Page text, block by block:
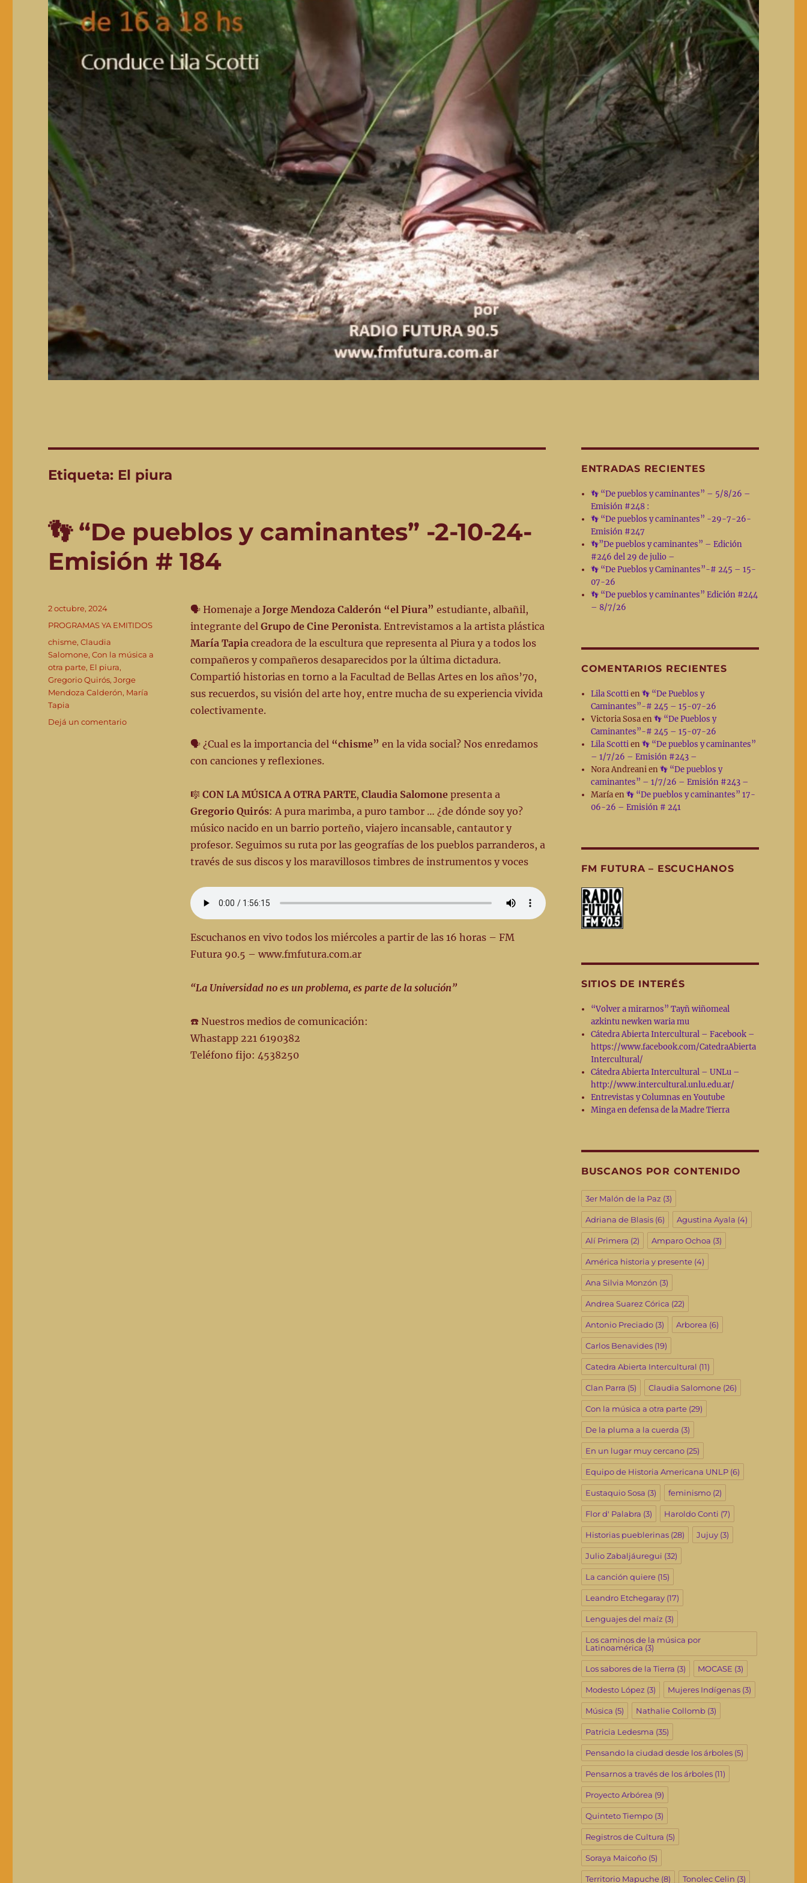
Etiqueta: El piura
👣 “De pueblos y caminantes” -2-10-24-
Emisión # 184
🗣️ Homenaje a Jorge Mendoza Calderón “el Piura” estudiante, albañil,
integrante del Grupo de Cine Peronista. Entrevistamos a la artista plástica
María Tapiacreadora de la escultura que representa al Piura y a todos los
compañeros y compañeros desaparecidos por la última dictadura.
Compartió historias en torno a la Facultad de Bellas Artes en los años’70,
sus recuerdos, su visión del arte hoy, entre mucha de su experiencia vivida
colectivamente.
🗣 ¿Cual es la importancia del “chisme” en la vida social? Nos enredamos
con canciones y reflexiones.
🎼 CON LA MÚSICA A OTRA PARTE, Claudia Salomonepresenta a
Gregorio Quirós: A pura marimba, a puro tambor … ¿de dónde soy yo?
músico nacido en un barrio porteño, viajero incansable, cantautor y
profesor. Seguimos su ruta por las geografías de los pueblos parranderos, a
través de sus discos y los maravillosos timbres de instrumentos y voces
Escuchanos en vivo todos los miércoles a partir de las 16 horas – FM
Futura 90.5 – www.fmfutura.com.ar
“La Universidad no es un problema, es parte de la solución”
☎️ Nuestros medios de comunicación:
Whastapp 221 6190382
Teléfono fijo: 4538250
Publicado
el
2 octubre, 2024
Categorías
PROGRAMAS YA EMITIDOS
Etiquetas
chisme,Claudia
Salomone,Con la música a
otra parte, El piura,
Gregorio Quirós,Jorge
Mendoza Calderón, María
Tapia
Dejá un comentarioen
ENTRADAS RECIENTES
👣 “De pueblos y caminantes” – 5/8/26 –
Emisión #248 :
👣 “De pueblos y caminantes” -29-7-26-
Emisión #247
👣”De pueblos y caminantes” – Edición
#246 del 29 de julio –
👣 “De Pueblos y Caminantes”-# 245 – 15-
07-26
👣 “De pueblos y caminantes” Edición #244
– 8/7/26
COMENTARIOS RECIENTES
Lila Scottien👣 “De Pueblos y
Caminantes”-# 245 – 15-07-26
Victoria Sosaen👣 “De Pueblos y
Caminantes”-# 245 – 15-07-26
Lila Scottien👣 “De pueblos y caminantes”
– 1/7/26 – Emisión #243 –
Nora Andreanien👣 “De pueblos y
caminantes” – 1/7/26 – Emisión #243 –
Maríaen👣 “De pueblos y caminantes” 17-
06-26 – Emisión # 241
FM FUTURA – ESCUCHANOS
SITIOS DE INTERÉS
“Volver a mirarnos” Tayñ wiñomeal
azkintu newken waria mu
Cátedra Abierta Intercultural – Facebook –
https://www.facebook.com/CatedraAbierta
Intercultural/
Cátedra Abierta Intercultural – UNLu –
http://www.intercultural.unlu.edu.ar/
Entrevistas y Columnas en Youtube
Minga en defensa de la Madre Tierra
BUSCANOS POR CONTENIDO
3er Malón de la Paz (3)
Adriana de Blasis(6) Agustina Ayala (4)
Alí Primera (2) Amparo Ochoa (3)
América historia y presente(4)
Ana Silvia Monzón (3)
Andrea Suarez Córica (22)
Antonio Preciado(3) Arborea (6)
Carlos Benavides(19)
Catedra Abierta Intercultural (11)
Clan Parra (5) Claudia Salomone(26)
Con la música a otra parte(29)
De la pluma a la cuerda (3)
En un lugar muy cercano(25)
Equipo de Historia Americana UNLP(6)
Eustaquio Sosa (3) feminismo(2)
Flor d' Palabra (3) Haroldo Conti (7)
Historias pueblerinas(28) Jujuy(3)
Julio Zabaljáuregui (32)
La canción quiere(15)
Leandro Etchegaray(17)
Lenguajes del maíz (3)
Los caminos de la música por
Latinoamérica (3)
Los sabores de la Tierra (3) MOCASE (3)
Modesto López (3) Mujeres Indígenas(3)
Música (5) Nathalie Collomb(3)
Patricia Ledesma (35)
Pensando la ciudad desde los árboles(5)
Pensarnos a través de los árboles(11)
Proyecto Arbórea (9)
Quinteto Tiempo(3)
Registros de Cultura (5)
Soraya Maicoño(5)
Territorio Mapuche(8) Tonolec Celin (3)